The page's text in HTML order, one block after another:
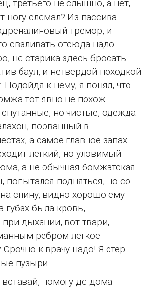
третьего не слышно, а нет,
ногу сломал? Из пассива
тремор, и
сваливать отсюда надо
но старика здесь бросать
баул, и нетвердой походкой
Подойдя к нему, я понял, что
тот явно не похож.
но чистые, одежда
порванный в
а самое главное запах.
легкий, но уловимый
а не обычная бомжатская
попытался подняться, но со
спину, видно хорошо ему
губах была кровь,
дыхании, вот твари,
ребром легкое
к врачу надо! Я стер
пузыри.
помогу до дома